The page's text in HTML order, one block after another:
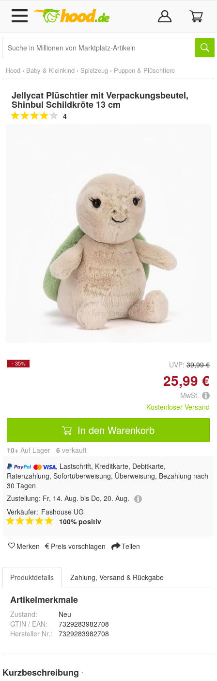
Hood › Baby & Kleinkind › Spielzeug › Puppen & Plüschtiere
Jellycat Plüschtier mit Verpackungsbeutel,
Shinbul Schildkröte 13 cm
4
Doppelt antippen zum
vergrößern
- 35% UVP: 39,99 €
25,99 €
MwSt.
Kostenloser Versand
In den Warenkorb
10+ Auf Lager 6 verkauft
, Lastschrift, Kreditkarte, Debitkarte,
Ratenzahlung, Sofortüberweisung, Überweisung, Bezahlung nach
30 Tagen
Zustellung: Fr, 14. Aug. bis Do, 20. Aug.
Verkäufer: Fashouse UG
100% positiv
Merken Preis vorschlagen Teilen
Produktdetails Zahlung, Versand & Rückgabe
Artikelmerkmale
Zustand:
Neu
GTIN / EAN:
7329283982708
Hersteller Nr.:
7329283982708
Kurzbeschreibung *